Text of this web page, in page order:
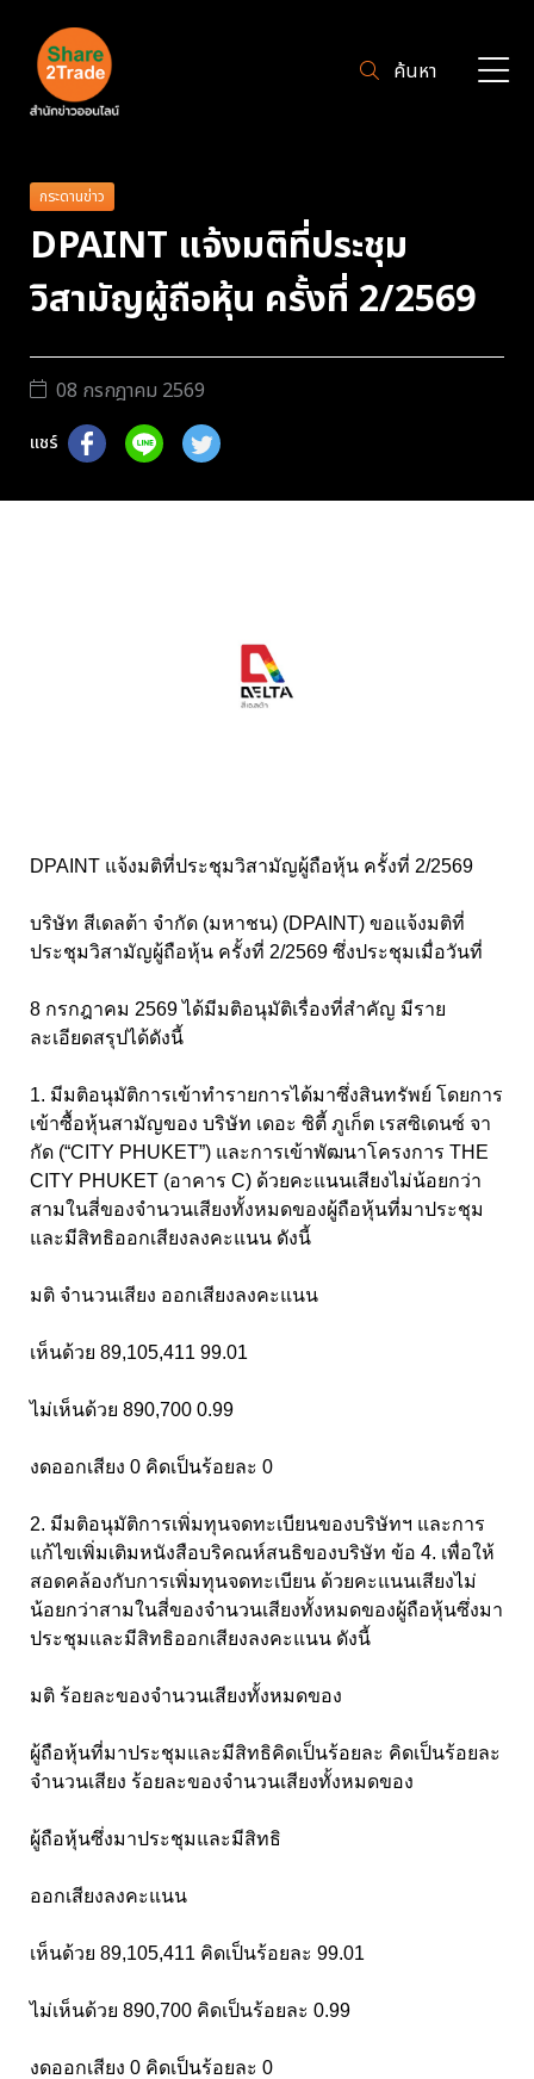
ค้นหา
กระดานข่าว
DPAINT แจ้งมติที่ประชุม
วิสามัญผู้ถือหุ้น ครั้งที่ 2/2569
08 กรกฎาคม 2569
แชร์
DPAINT แจ้งมติที่ประชุมวิสามัญผู้ถือหุ้น ครั้งที่ 2/2569
บริษัท สีเดลต้า จำกัด (มหาชน) (DPAINT) ขอแจ้งมติที่
ประชุมวิสามัญผู้ถือหุ้น ครั้งที่ 2/2569 ซึ่งประชุมเมื่อวันที่
8 กรกฎาคม 2569 ได้มีมติอนุมัติเรื่องที่สำคัญ มีราย
ละเอียดสรุปได้ดังนี้
1. มีมติอนุมัติการเข้าทำรายการได้มาซึ่งสินทรัพย์ โดยการ
เข้าซื้อหุ้นสามัญของ บริษัท เดอะ ซิตี้ ภูเก็ต เรสซิเดนซ์ จา
กัด (“CITY PHUKET”) และการเข้าพัฒนาโครงการ THE
CITY PHUKET (อาคาร C) ด้วยคะแนนเสียงไม่น้อยกว่า
สามในสี่ของจำนวนเสียงทั้งหมดของผู้ถือหุ้นที่มาประชุม
และมีสิทธิออกเสียงลงคะแนน ดังนี้
มติ จำนวนเสียง ออกเสียงลงคะแนน
เห็นด้วย 89,105,411 99.01
ไม่เห็นด้วย 890,700 0.99
งดออกเสียง 0 คิดเป็นร้อยละ 0
2. มีมติอนุมัติการเพิ่มทุนจดทะเบียนของบริษัทฯ และการ
แก้ไขเพิ่มเติมหนังสือบริคณห์สนธิของบริษัท ข้อ 4. เพื่อให้
สอดคล้องกับการเพิ่มทุนจดทะเบียน ด้วยคะแนนเสียงไม่
น้อยกว่าสามในสี่ของจำนวนเสียงทั้งหมดของผู้ถือหุ้นซึ่งมา
ประชุมและมีสิทธิออกเสียงลงคะแนน ดังนี้
มติ ร้อยละของจำนวนเสียงทั้งหมดของ
ผู้ถือหุ้นที่มาประชุมและมีสิทธิคิดเป็นร้อยละ คิดเป็นร้อยละ
จำนวนเสียง ร้อยละของจำนวนเสียงทั้งหมดของ
ผู้ถือหุ้นซึ่งมาประชุมและมีสิทธิ
ออกเสียงลงคะแนน
เห็นด้วย 89,105,411 คิดเป็นร้อยละ 99.01
ไม่เห็นด้วย 890,700 คิดเป็นร้อยละ 0.99
งดออกเสียง 0 คิดเป็นร้อยละ 0